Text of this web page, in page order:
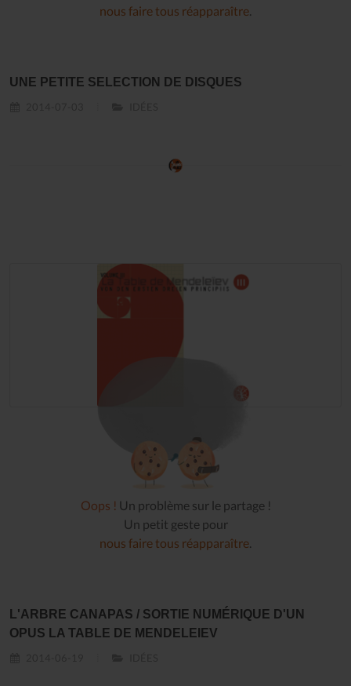
nous faire tous réapparaître.
UNE PETITE SELECTION DE DISQUES
Oops ! Un problème sur le partage !
Un petit geste pour
nous faire tous réapparaître
L'ARBRE CANAPAS / SORTIE NUMÉRIQUE D'UN
OPUS LA TABLE DE MENDELEIEV